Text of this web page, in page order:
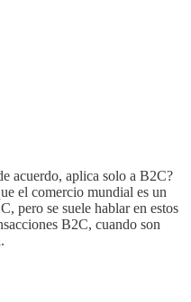
acuerdo, aplica solo a B2C?
el comercio mundial es un
pero se suele hablar en estos
B2C, cuando son